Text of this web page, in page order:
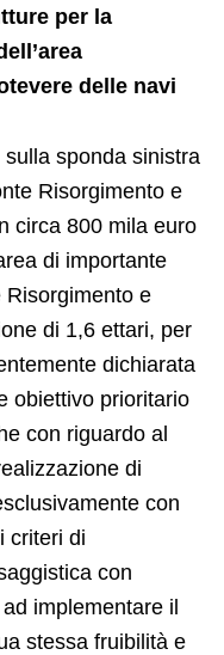
per la
delle navi
sponda sinistra
Risorgimento e
circa 800 mila euro
di importante
e
di 1,6 ettari, per
dichiarata
obiettivo prioritario
con riguardo al
di
con
criteri di
con
implementare il
stessa fruibilità e